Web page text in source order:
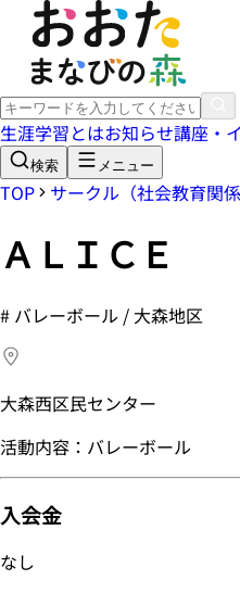
生涯学習とはお知らせ講座・
検索 メニュー
TOP サークル（社会教育関係
ＡＬＩＣＥ
# バレーボール / 大森地区
大森西区民センター
活動内容：バレーボール
入会金
なし